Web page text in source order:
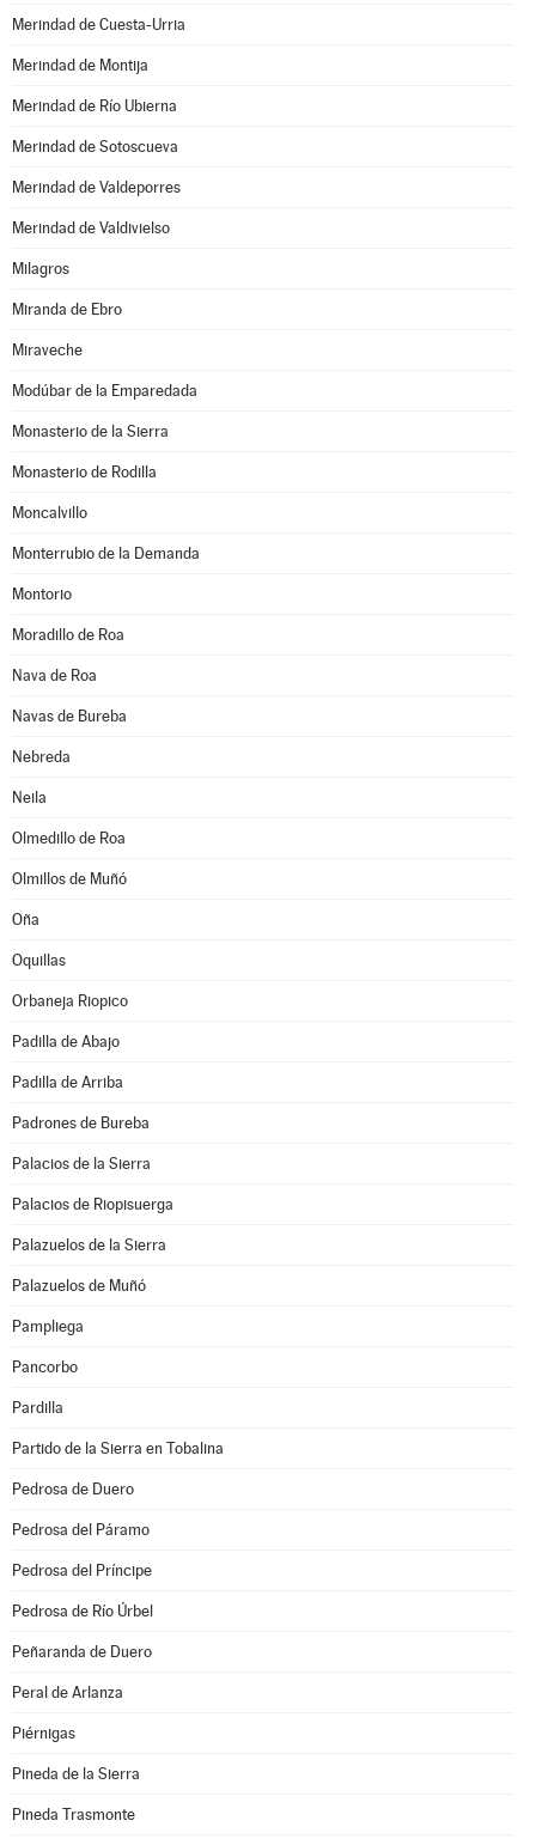
Merindad de Cuesta-Urria
Merindad de Montija
Merindad de Río Ubierna
Merindad de Sotoscueva
Merindad de Valdeporres
Merindad de Valdivielso
Milagros
Miranda de Ebro
Miraveche
Modúbar de la Emparedada
Monasterio de la Sierra
Monasterio de Rodilla
Moncalvillo
Monterrubio de la Demanda
Montorio
Moradillo de Roa
Nava de Roa
Navas de Bureba
Nebreda
Neila
Olmedillo de Roa
Olmillos de Muñó
Oña
Oquillas
Orbaneja Riopico
Padilla de Abajo
Padilla de Arriba
Padrones de Bureba
Palacios de la Sierra
Palacios de Riopisuerga
Palazuelos de la Sierra
Palazuelos de Muñó
Pampliega
Pancorbo
Pardilla
Partido de la Sierra en Tobalina
Pedrosa de Duero
Pedrosa del Páramo
Pedrosa del Príncipe
Pedrosa de Río Úrbel
Peñaranda de Duero
Peral de Arlanza
Piérnigas
Pineda de la Sierra
Pineda Trasmonte